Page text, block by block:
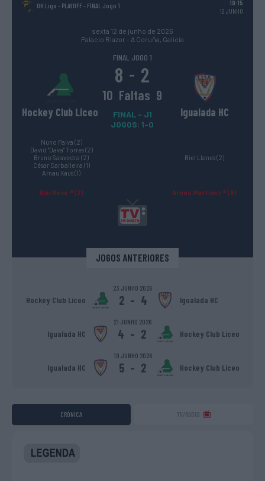
OK Liga - PLAYOFF- FINAL Jogo 1
19:15
12 JUNHO
sexta 12 de junho de 2026
Palacio Riazor - A Coruña, Galicia
FINAL JOGO 1
Hockey Club Liceo
8 - 2
10 Faltas 9
FINAL - J1
JOGOS: 1-0
Igualada HC
Nuno Paiva (2)
David "Dava" Torres (2)
Bruno Saavedra (2)
César Carballeira (1)
Arnau Xaus (1)
Biel Llanes (2)
Blai Roca ® (2) Arnau Martínez ® (8)
JOGOS ANTERIORES
23 JUNHO 2026
Hockey Club Liceo 2 - 4 Igualada HC
21 JUNHO 2026
Igualada HC 4 - 2 Hockey Club Liceo
19 JUNHO 2026
Igualada HC 5 - 2 Hockey Club Liceo
CRÓNICA TV/RADIO